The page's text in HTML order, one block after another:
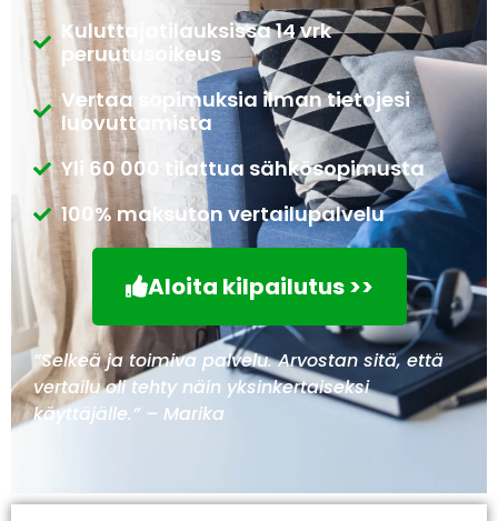
Kuluttajatilauksissa 14 vrk
peruutusoikeus
Vertaa sopimuksia ilman tietojesi
luovuttamista
Yli 60 000 tilattua sähkösopimusta
100% maksuton vertailupalvelu
Aloita kilpailutus >>
”Selkeä ja toimiva palvelu. Arvostan sitä, että
vertailu oli tehty näin yksinkertaiseksi
käyttäjälle.” – Marika